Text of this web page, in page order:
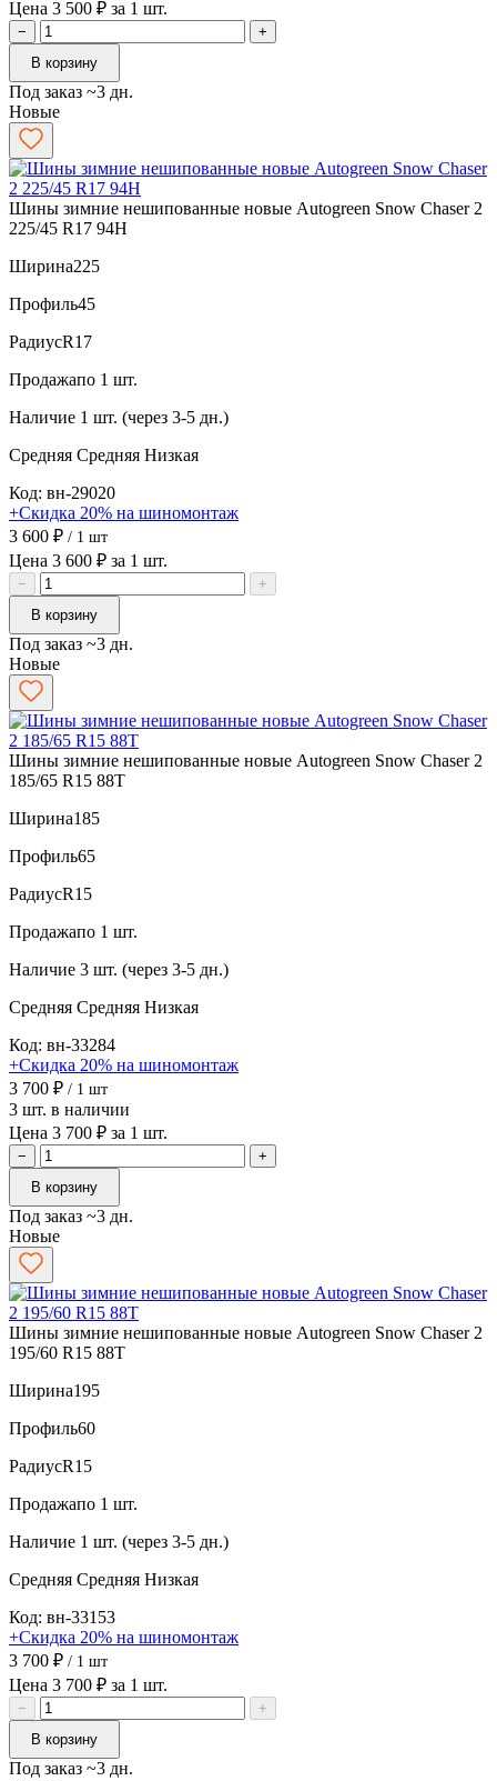
Цена 3 500 ₽ за 1 шт.
−
+
В корзину
Под заказ ~3 дн.
Новые
Шины зимние нешипованные новые Autogreen Snow Chaser 2
225/45 R17 94H
Ширина225
Профиль45
РадиусR17
Продажапо 1 шт.
Наличие 1 шт. (через 3-5 дн.)
Средняя Средняя Низкая
Код: вн-29020
+Скидка 20% на шиномонтаж
3 600 ₽ / 1 шт
Цена 3 600 ₽ за 1 шт.
−
+
В корзину
Под заказ ~3 дн.
Новые
Шины зимние нешипованные новые Autogreen Snow Chaser 2
185/65 R15 88T
Ширина185
Профиль65
РадиусR15
Продажапо 1 шт.
Наличие 3 шт. (через 3-5 дн.)
Средняя Средняя Низкая
Код: вн-33284
+Скидка 20% на шиномонтаж
3 700 ₽ / 1 шт
3 шт. в наличии
Цена 3 700 ₽ за 1 шт.
−
+
В корзину
Под заказ ~3 дн.
Новые
Шины зимние нешипованные новые Autogreen Snow Chaser 2
195/60 R15 88T
Ширина195
Профиль60
РадиусR15
Продажапо 1 шт.
Наличие 1 шт. (через 3-5 дн.)
Средняя Средняя Низкая
Код: вн-33153
+Скидка 20% на шиномонтаж
3 700 ₽ / 1 шт
Цена 3 700 ₽ за 1 шт.
−
+
В корзину
Под заказ ~3 дн.